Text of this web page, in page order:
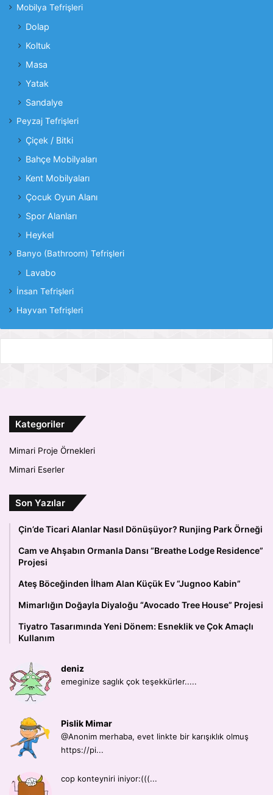
Mobilya Tefrişleri
Dolap
Koltuk
Masa
Yatak
Sandalye
Peyzaj Tefrişleri
Çiçek / Bitki
Bahçe Mobilyaları
Kent Mobilyaları
Çocuk Oyun Alanı
Spor Alanları
Heykel
Banyo (Bathroom) Tefrişleri
Lavabo
İnsan Tefrişleri
Hayvan Tefrişleri
Kategoriler
Mimari Proje Örnekleri
Mimari Eserler
Son Yazılar
Çin’de Ticari Alanlar Nasıl Dönüşüyor? Runjing Park Örneği
Cam ve Ahşabın Ormanla Dansı “Breathe Lodge Residence”
Projesi
Ateş Böceğinden İlham Alan Küçük Ev “Jugnoo Kabin”
Mimarlığın Doğayla Diyaloğu “Avocado Tree House” Projesi
Tiyatro Tasarımında Yeni Dönem: Esneklik ve Çok Amaçlı
Kullanım
deniz
emeginize saglık çok teşekkürler.....
Pislik Mimar
@Anonim merhaba, evet linkte bir karışıklık olmuş
https://pi...
cop konteyniri iniyor:(((...